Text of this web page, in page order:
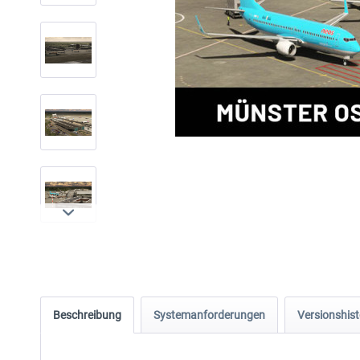
Beschreibung Systemanforderungen